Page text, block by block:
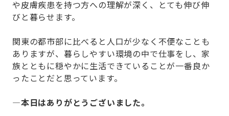
や皮膚疾患を持つ方への理解が深く、とても伸び伸
びと暮らせます。
関東の都市部に比べると人口が少なく不便なことも
ありますが、暮らしやすい環境の中で仕事をし、家
族とともに穏やかに生活できていることが一番良か
ったことだと思っています。
—本日はありがとうございました。